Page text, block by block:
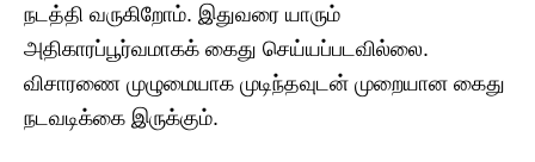
நடத்தி வருகிறோம். இதுவரை யாரும்
அதிகாரப்பூர்வமாகக் கைது செய்யப்படவில்லை.
விசாரணை முழுமையாக முடிந்தவுடன் முறையான கைது
நடவடிக்கை இருக்கும்.